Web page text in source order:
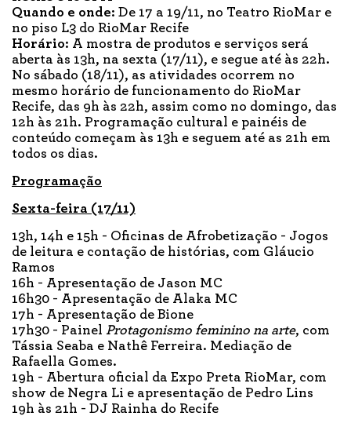
Quando e onde: De 17 a 19/11, no Teatro RioMar e
no piso L3 do RioMar Recife
Horário: A mostra de produtos e serviços será
aberta às 13h, na sexta (17/11), e segue até às 22h.
No sábado (18/11), as atividades ocorrem no
mesmo horário de funcionamento do RioMar
Recife, das 9h às 22h, assim como no domingo, das
12h às 21h. Programação cultural e painéis de
conteúdo começam às 13h e seguem até as 21h em
todos os dias.
Programação
Sexta-feira (17/11)
13h, 14h e 15h - Oficinas de Afrobetização - Jogos
de leitura e contação de histórias, com Gláucio
Ramos
16h - Apresentação de Jason MC
16h30 - Apresentação de Alaka MC
17h - Apresentação de Bione
17h30 - Painel Protagonismo feminino na arte, com
Tássia Seaba e Nathê Ferreira. Mediação de
Rafaella Gomes.
19h - Abertura oficial da Expo Preta RioMar, com
show de Negra Li e apresentação de Pedro Lins
19h às 21h - DJ Rainha do Recife